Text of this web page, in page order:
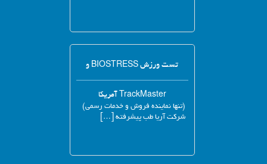
تست ورزش BIOSTRESS و
TrackMaster آمریکا
(تنها نماینده فروش و خدمات رسمی)
شرکت آریا طب پیشرفته […]